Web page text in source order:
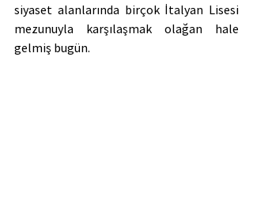
siyaset alanlarında birçok İtalyan Lisesi
mezunuyla karşılaşmak olağan hale
gelmiş bugün.